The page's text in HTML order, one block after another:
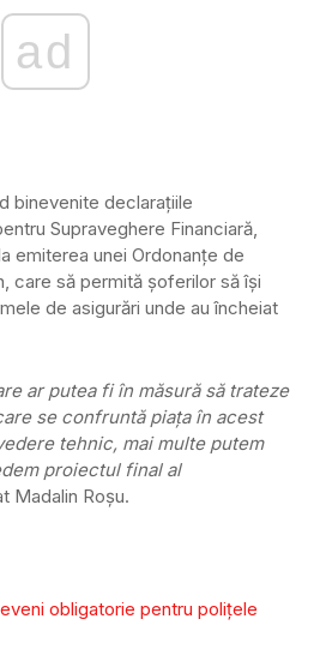
ad
binevenite declaraţiile
Supraveghere Financiară,
emiterea unei Ordonanţe de
care să permită şoferilor să îşi
de asigurări unde au încheiat
ar putea fi în măsură să trateze
se confruntă piaţa în acest
tehnic, mai multe putem
proiectul final al
Madalin Roşu.
obligatorie pentru polițele